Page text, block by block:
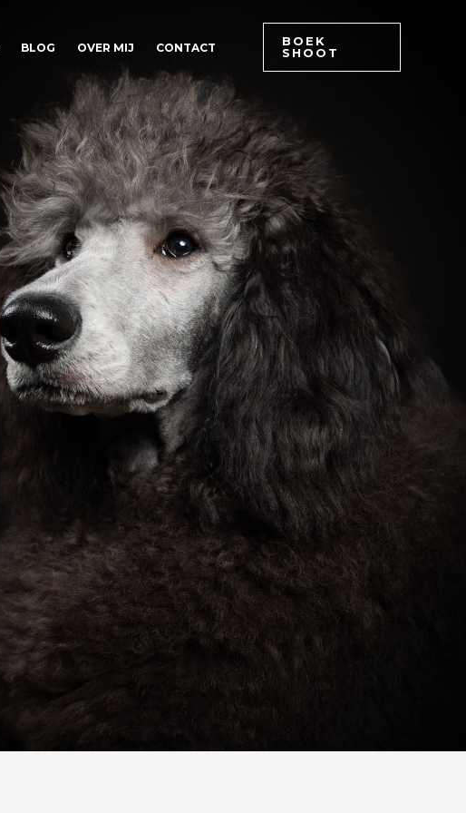
BLOG OVER MIJ CONTACT
BOEK
SHOOT